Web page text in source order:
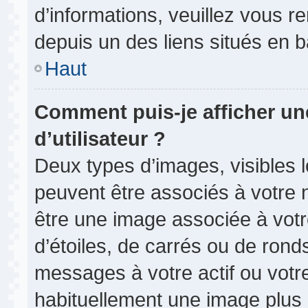
d’informations, veuillez vous
depuis un des liens situés en
Haut
Comment puis-je afficher
d’utilisateur ?
Deux types d’images,
peuvent être associés à votre
être une image associée à
d’étoiles, de carrés ou de
messages à votre actif ou
habituellement une image